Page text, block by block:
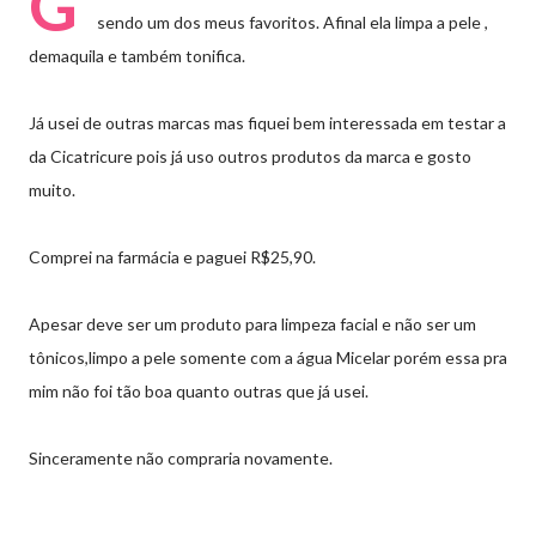
sendo um dos meus favoritos. Afinal ela limpa a pele ,
demaquila e também tonifica.
Já usei de outras marcas mas fiquei bem interessada em testar a
da Cicatricure pois já uso outros produtos da marca e gosto
muito.
Comprei na farmácia e paguei R$25,90.
Apesar deve ser um produto para limpeza facial e não ser um
tônicos,limpo a pele somente com a água Micelar porém essa pra
mim não foi tão boa quanto outras que já usei.
Sinceramente não compraria novamente.